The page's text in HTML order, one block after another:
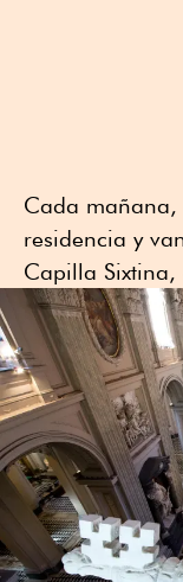
Cada
residencia y
Capilla